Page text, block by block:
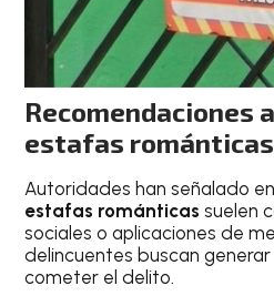
Recomendaciones
estafas románticas
Autoridades han señalado
estafas románticas suelen
sociales o aplicaciones de
delincuentes buscan
cometer el delito.